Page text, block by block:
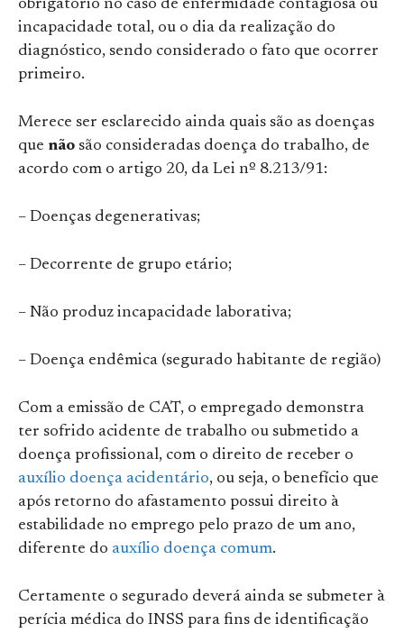
obrigatório no caso de enfermidade contagiosa ou
incapacidade total, ou o dia da realização do
diagnóstico, sendo considerado o fato que ocorrer
primeiro.
Merece ser esclarecido ainda quais são as doenças
que não são consideradas doença do trabalho, de
acordo com o artigo 20, da Lei nº 8.213/91:
– Doenças degenerativas;
– Decorrente de grupo etário;
– Não produz incapacidade laborativa;
– Doença endêmica (segurado habitante de região)
Com a emissão de CAT, o empregado demonstra
ter sofrido acidente de trabalho ou submetido a
doença profissional, com o direito de receber o
auxílio doença acidentário, ou seja, o benefício que
após retorno do afastamento possui direito à
estabilidade no emprego pelo prazo de um ano,
diferente do auxílio doença comum.
Certamente o segurado deverá ainda se submeter à
perícia médica do INSS para fins de identificação